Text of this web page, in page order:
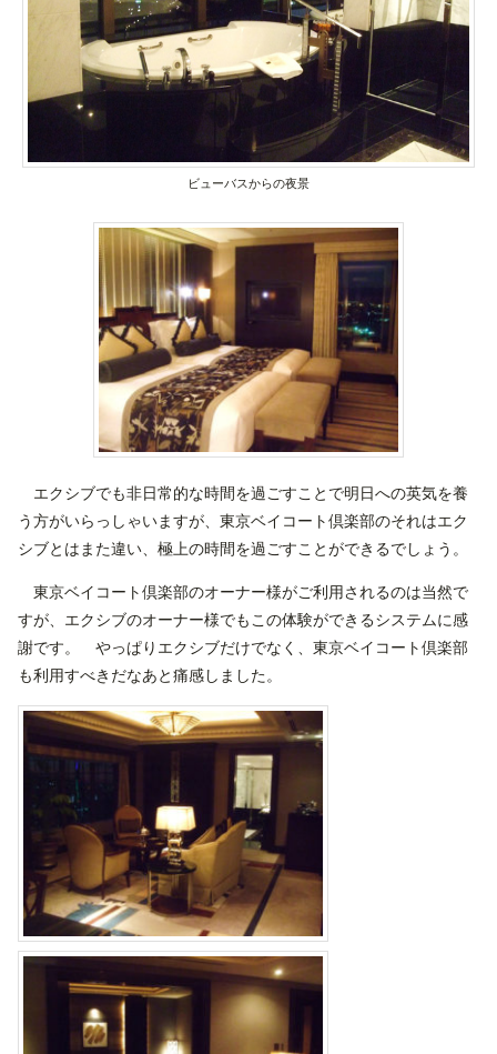
ビューバスからの夜景
エクシブでも非日常的な時間を過ごすことで明日への英気を養
う方がいらっしゃいますが、東京ベイコート倶楽部のそれはエク
シブとはまた違い、極上の時間を過ごすことができるでしょう。
東京ベイコート倶楽部のオーナー様がご利用されるのは当然で
すが、エクシブのオーナー様でもこの体験ができるシステムに感
謝です。 やっぱりエクシブだけでなく、東京ベイコート倶楽部
も利用すべきだなあと痛感しました。